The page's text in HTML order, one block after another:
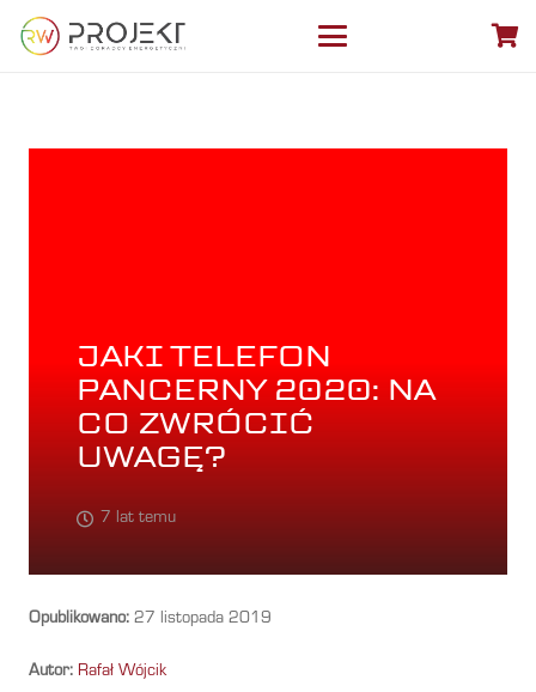
JAKI TELEFON
PANCERNY 2020: NA
CO ZWRÓCIĆ
UWAGĘ?
7 lat temu
Opublikowano: 27 listopada 2019
Autor: Rafał Wójcik